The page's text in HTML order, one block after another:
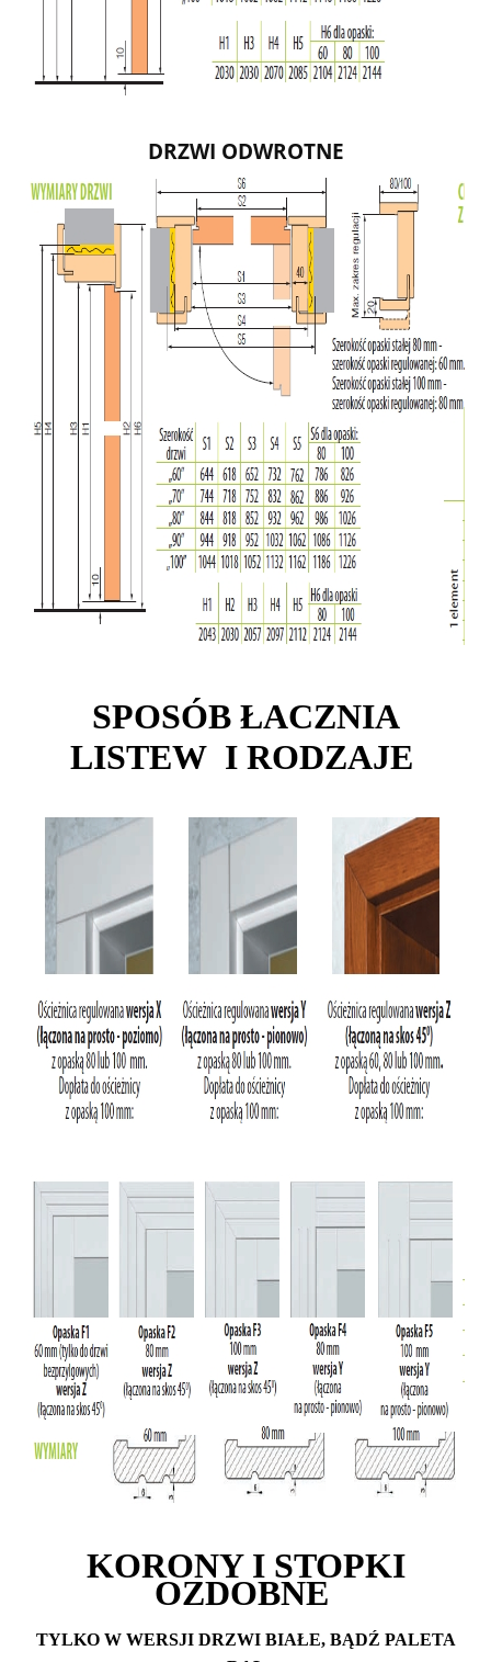
DRZWI ODWROTNE
SPOSÓB ŁACZNIA
LISTEW I RODZAJE
KORONY I STOPKI
OZDOBNE
TYLKO W WERSJI DRZWI BIAŁE, BĄDŹ PALETA